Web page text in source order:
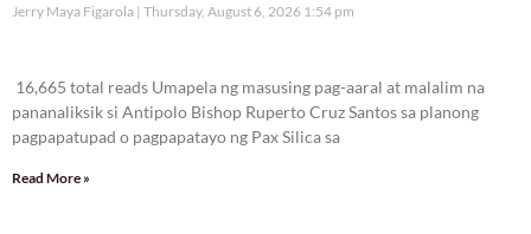
Jerry Maya Figarola Thursday, August 6, 2026 1:54 pm
16,665 total reads Umapela ng masusing pag-aaral at malalim na
pananaliksik si Antipolo Bishop Ruperto Cruz Santos sa planong
pagpapatupad o pagpapatayo ng Pax Silica sa
Read More »